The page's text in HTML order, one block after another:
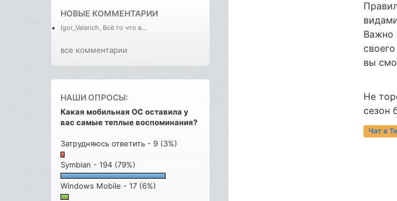
НОВЫЕ КОММЕНТАРИИ
Igor_Valerich, Всё то что в...
все комментарии
НАШИ ОПРОСЫ:
Какая мобильная ОС оставила у
вас самые теплые воспоминания?
Затрудняюсь ответить - 9 (3%)
Symbian - 194 (79%)
Windows Mobile - 17 (6%)
Важно
вы
Не
сезон
Чат в